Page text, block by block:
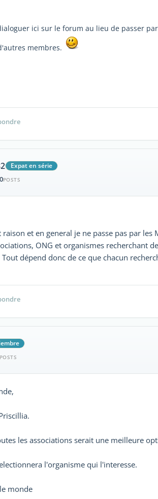
ici sur le forum au lieu de passer
membres.
Expat en série
POSTS
et en general je ne passe pas par les
ONG et organismes recherchant
dépend donc de ce que chacun
POSTS
les associations serait une meilleure
l'organisme qui l'interesse.
monde